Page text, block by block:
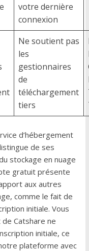
votre dernière
connexion
Ne soutient pas
les
gestionnaires
de
téléchargement
tiers
d’hébergement
de ses
stockage en nuage
gratuit présente
aux autres
comme le fait de
initiale. Vous
Catshare ne
initiale, ce
plateforme avec